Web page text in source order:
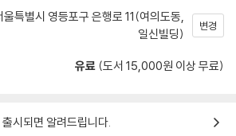
울특별시 영등포구 은행로 11(여의도동,
일신빌딩)
변경
유료 (도서 15,000원 이상 무료)
시되면 알려드립니다.